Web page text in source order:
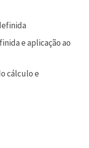
e aplicação ao
cálculo e